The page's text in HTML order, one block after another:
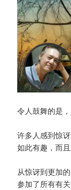
令人鼓舞的是
许多人感到惊
如此有趣，而
从惊讶到更加
参加了所有有